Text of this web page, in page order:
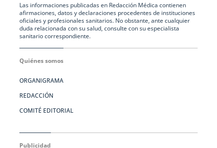
Las informaciones publicadas en Redacción Médica contienen
afirmaciones, datos y declaraciones procedentes de instituciones
oficiales y profesionales sanitarios. No obstante, ante cualquier
duda relacionada con su salud, consulte con su especialista
sanitario correspondiente.
Quiénes somos
ORGANIGRAMA
REDACCIÓN
COMITÉ EDITORIAL
Publicidad